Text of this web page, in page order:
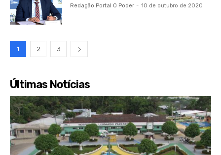
Redação Portal O Poder - 10 de outubro de 2020
1 2 3
Últimas Notícias